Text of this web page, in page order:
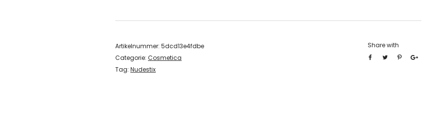
Artikelnummer: 5dcd13e4fdbe
Categorie: Cosmetica
Tag: Nudestix
Share with